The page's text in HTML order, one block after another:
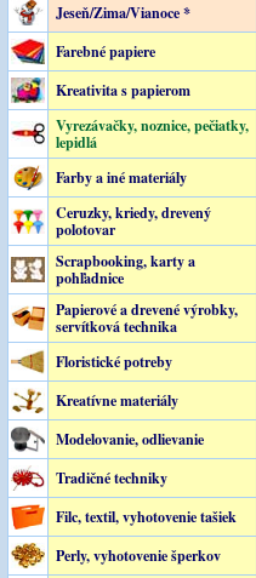
Jeseň/Zima/Vianoce *
Farebné papiere
Kreativita s papierom
Vyrezávačky, noznice, pečiatky,
lepidlá
Farby a iné materiály
Ceruzky, kriedy, drevený
polotovar
Scrapbooking, karty a
pohľadnice
Papierové a drevené výrobky,
servítková technika
Floristické potreby
Kreatívne materiály
Modelovanie, odlievanie
Tradičné techniky
Filc, textil, vyhotovenie tašiek
Perly, vyhotovenie šperkov